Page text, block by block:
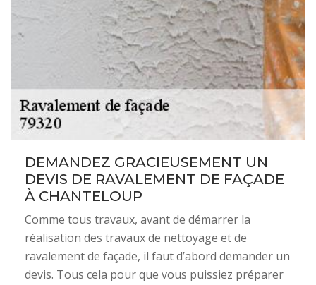
DEMANDEZ GRACIEUSEMENT UN
DEVIS DE RAVALEMENT DE FAÇADE
À CHANTELOUP
Comme tous travaux, avant de démarrer la
réalisation des travaux de nettoyage et de
ravalement de façade, il faut d’abord demander un
devis. Tous cela pour que vous puissiez préparer